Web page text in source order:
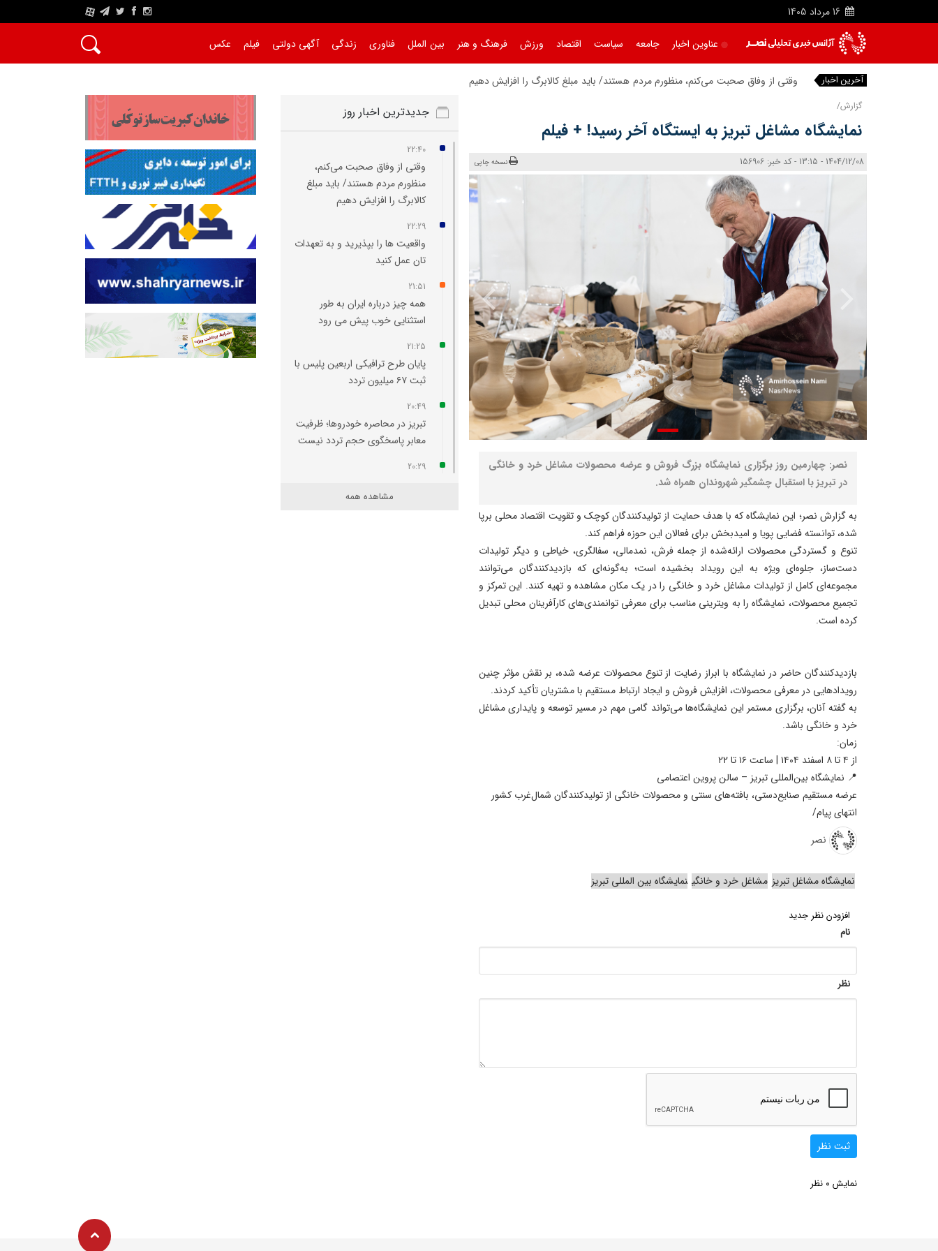
16 مرداد 1405
A
عناوین اخبار جامعه سیاست اقتصاد ورزش فرهنگ و هنر بین الملل فناوری زندگی آگهی دولتی فیلم عکس
آخرین اخبار وقتی از وفاق صحبت می‌کنم، منظورم مردم هستند/ باید مبلغ کالابرگ را افزایش دهیم
گزارش/
نمایشگاه مشاغل تبریز به ایستگاه آخر رسید! + فیلم
1404/12/08 - 13:15 - کد خبر: 156906 نسخه چاپی
نصر: چهارمین روز برگزاری نمایشگاه بزرگ فروش و عرضه محصولات مشاغل خرد و خانگی
در تبریز با استقبال چشمگیر شهروندان همراه شد.
به گزارش نصر؛ این نمایشگاه که با هدف حمایت از تولیدکنندگان کوچک و تقویت اقتصاد محلی برپا
شده، توانسته فضایی پویا و امیدبخش برای فعالان این حوزه فراهم کند.
تنوع و گستردگی محصولات ارائه‌شده از جمله فرش، نمدمالی، سفالگری، خیاطی و دیگر تولیدات
دست‌ساز، جلوه‌ای ویژه به این رویداد بخشیده است؛ به‌گونه‌ای که بازدیدکنندگان می‌توانند
مجموعه‌ای کامل از تولیدات مشاغل خرد و خانگی را در یک مکان مشاهده و تهیه کنند. این تمرکز و
تجمیع محصولات، نمایشگاه را به ویترینی مناسب برای معرفی توانمندی‌های کارآفرینان محلی تبدیل
کرده است.
بازدیدکنندگان حاضر در نمایشگاه با ابراز رضایت از تنوع محصولات عرضه شده، بر نقش مؤثر چنین
رویدادهایی در معرفی محصولات، افزایش فروش و ایجاد ارتباط مستقیم با مشتریان تأکید کردند.
به گفته آنان، برگزاری مستمر این نمایشگاه‌ها می‌تواند گامی مهم در مسیر توسعه و پایداری مشاغل
خرد و خانگی باشد.⁩⁩
زمان:
از ۴ تا ۸ اسفند ۱۴۰۴ | ساعت ۱۶ تا ۲۲
📍 نمایشگاه بین‌المللی تبریز – سالن پروین اعتصامی
عرضه مستقیم صنایع‌دستی، بافته‌های سنتی و محصولات خانگی از تولیدکنندگان شمال‌غرب کشور
انتهای پیام/
نصر
نمایشگاه مشاغل تبریز مشاغل خرد و خانگی نمایشگاه بین المللی تبریز
افزودن نظر جدید
نام
نظر
ثبت نظر
نمایش 0 نظر
جدیدترین اخبار روز
22:40
وقتی از وفاق صحبت می‌کنم،
منظورم مردم هستند/ باید مبلغ
کالابرگ را افزایش دهیم
22:29
واقعیت‌ ها را بپذیرید و به تعهدات‌
تان عمل کنید
21:51
همه چیز درباره ایران به طور
استثنایی خوب پیش می‌ رود
21:25
پایان طرح ترافیکی اربعین پلیس با
ثبت ۶۷ میلیون تردد
20:49
تبریز در محاصره خودروها؛ ظرفیت
معابر پاسخگوی حجم تردد نیست
20:29
محله لک‌ لکلر تبریز مهار شد
مشاهده همه